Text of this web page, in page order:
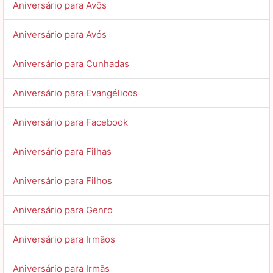
Aniversário para Avôs
Aniversário para Avós
Aniversário para Cunhadas
Aniversário para Evangélicos
Aniversário para Facebook
Aniversário para Filhas
Aniversário para Filhos
Aniversário para Genro
Aniversário para Irmãos
Aniversário para Irmãs